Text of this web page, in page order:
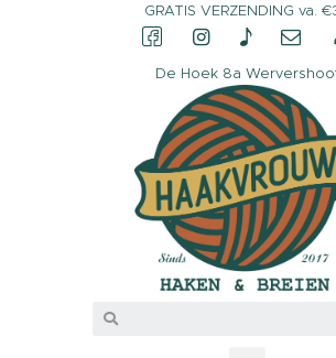
GRATIS VERZENDING va.
De Hoek 8a
CONTACT &
OPENINGSTIJDEN
OVER HAAKVROUW
MIJN ACCOUNT